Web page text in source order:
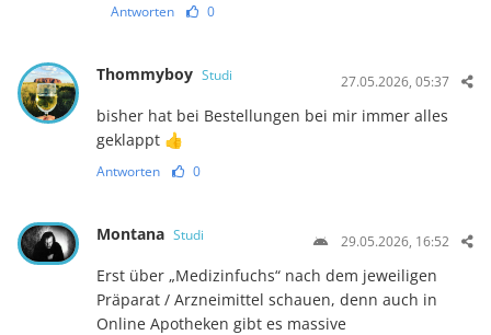
Antworten 0
Thommyboy Studi 27.05.2026, 05:37
bisher hat bei Bestellungen bei mir immer alles
geklappt 👍
Antworten 0
Montana Studi 29.05.2026, 16:52
Erst über „Medizinfuchs“ nach dem jeweiligen
Präparat / Arzneimittel schauen, denn auch in
Online Apotheken gibt es massive